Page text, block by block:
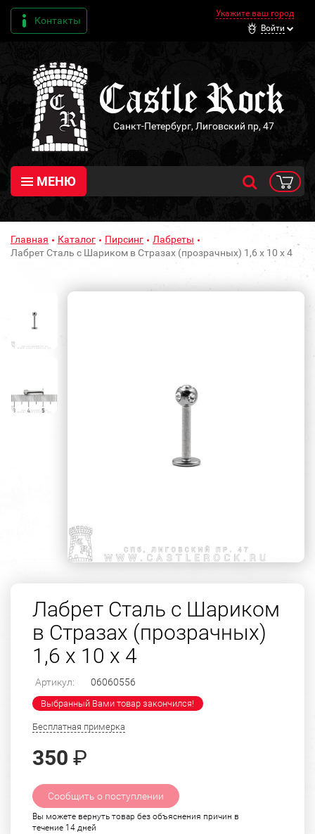
Контакты
Укажите ваш город
Войти
Санкт-Петербург, Лиговский пр, 47
МЕНЮ
Главная Каталог Пирсинг
Лабреты
Лабрет Сталь с Шариком в Стразах (прозрачных) 1,6 х 10 х 4
Лабрет Сталь с Шариком
в Стразах (прозрачных)
1,6 х 10 х 4
Артикул: 06060556
Выбранный Вами товар закончился!
Бесплатная примерка
350 ₽
Сообщить о поступлении
Вы можете вернуть товар без объяснения причин в
течение 14 дней